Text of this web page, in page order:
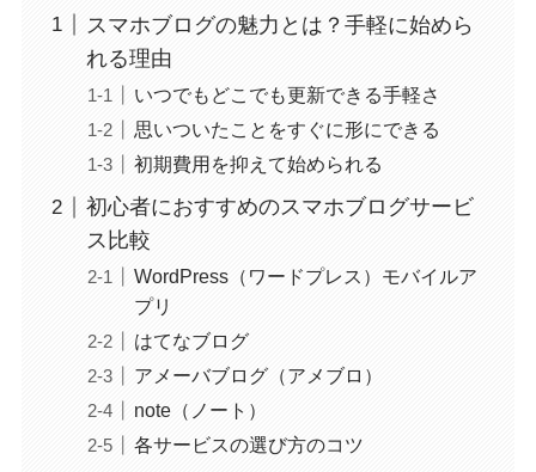
スマホブログの魅力とは？手軽に始めら
れる理由
いつでもどこでも更新できる手軽さ
思いついたことをすぐに形にできる
初期費用を抑えて始められる
初心者におすすめのスマホブログサービ
ス比較
WordPress（ワードプレス）モバイルア
プリ
はてなブログ
アメーバブログ（アメブロ）
note（ノート）
各サービスの選び方のコツ